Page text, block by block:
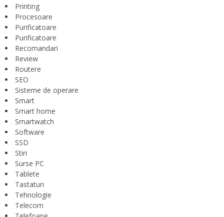
Printing
Procesoare
Purificatoare
Purificatoare
Recomandari
Review
Routere
SEO
Sisteme de operare
Smart
Smart home
Smartwatch
Software
SSD
Stiri
Surse PC
Tablete
Tastaturi
Tehnologie
Telecom